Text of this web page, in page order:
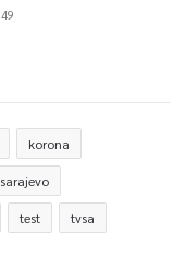
korona
sarajevo
test tvsa